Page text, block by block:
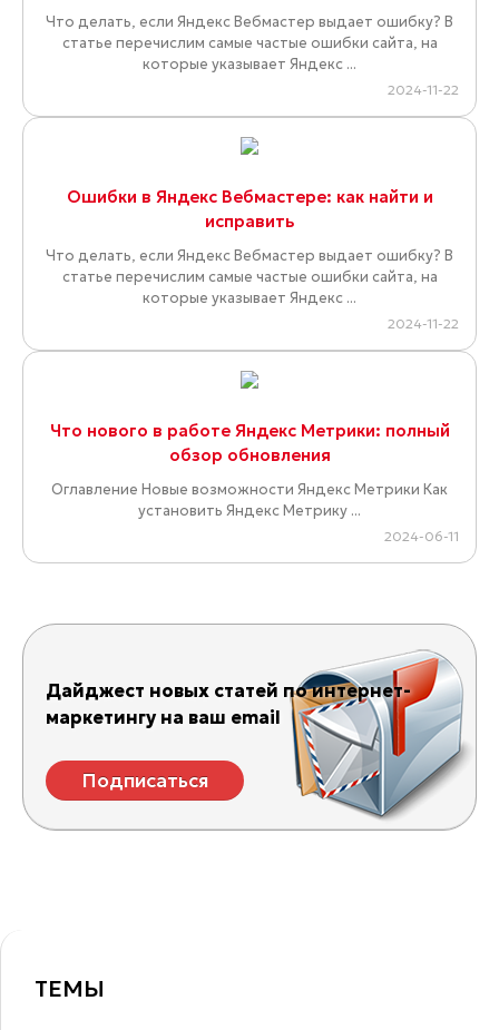
Что делать, если Яндекс Вебмастер выдает ошибку? В
статье перечислим самые частые ошибки сайта, на
которые указывает Яндекс ...
2024-11-22
Ошибки в Яндекс Вебмастере: как найти и
исправить
Что делать, если Яндекс Вебмастер выдает ошибку? В
статье перечислим самые частые ошибки сайта, на
которые указывает Яндекс ...
2024-11-22
Что нового в работе Яндекс Метрики: полный
обзор обновления
Оглавление Новые возможности Яндекс Метрики Как
установить Яндекс Метрику ...
2024-06-11
Дайджест новых статей по интернет-
маркетингу на ваш email
Подписаться
ТЕМЫ